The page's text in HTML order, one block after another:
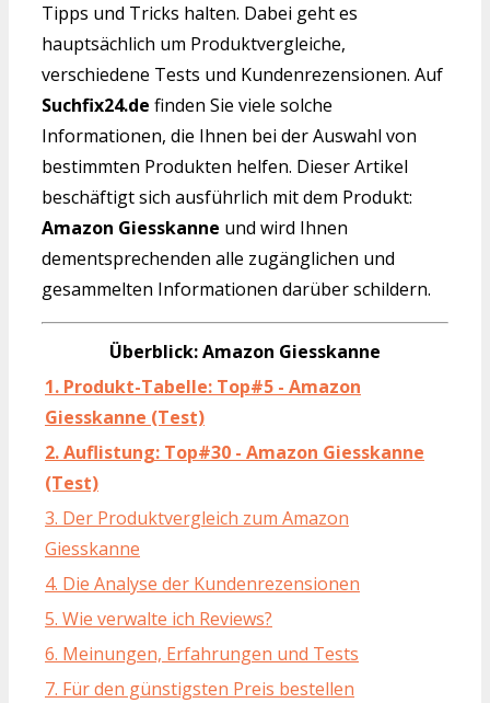
Tipps und Tricks halten. Dabei geht es
hauptsächlich um Produktvergleiche,
verschiedene Tests und Kundenrezensionen. Auf
Suchfix24.de finden Sie viele solche
Informationen, die Ihnen bei der Auswahl von
bestimmten Produkten helfen. Dieser Artikel
beschäftigt sich ausführlich mit dem Produkt:
Amazon Giesskanne und wird Ihnen
dementsprechenden alle zugänglichen und
gesammelten Informationen darüber schildern.
Überblick: Amazon Giesskanne
1. Produkt-Tabelle: Top#5 - Amazon
Giesskanne (Test)
2. Auflistung: Top#30 - Amazon Giesskanne
(Test)
3. Der Produktvergleich zum Amazon
Giesskanne
4. Die Analyse der Kundenrezensionen
5. Wie verwalte ich Reviews?
6. Meinungen, Erfahrungen und Tests
7. Für den günstigsten Preis bestellen